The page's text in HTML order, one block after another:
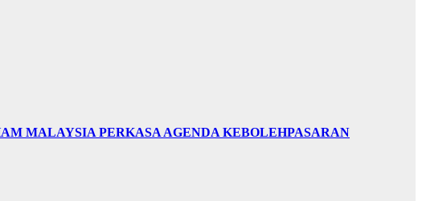
MALAYSIA PERKASA AGENDA KEBOLEHPASARAN